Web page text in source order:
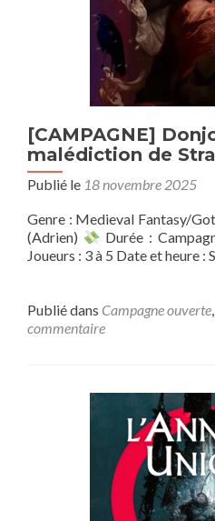
[CAMPAGNE]
malédiction de
Publié le 18 novembre 2025
Genre : Medieval Fantasy/
(Adrien)
Durée :
Joueurs : 3 à 5 Date et heure :
Publié dans Campagne ouverte,
commentaire